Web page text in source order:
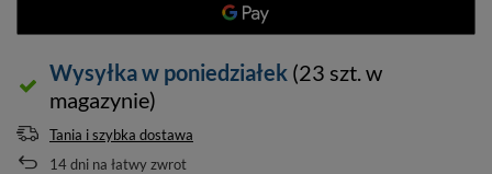
Wysyłkaw poniedziałek (23 szt. w
magazynie)
Tania i szybka dostawa
14dni na łatwy zwrot